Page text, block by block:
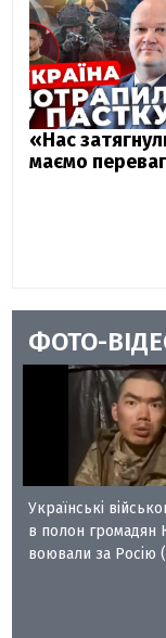
«Нас
маємо
ФОТО-
Українські
в полон громадян
воювали за Росію